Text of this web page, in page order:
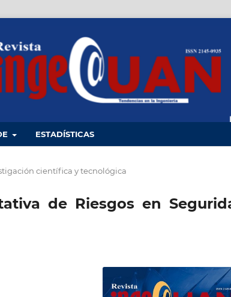
ESTADÍSTICAS
científica y tecnológica
de Riesgos en